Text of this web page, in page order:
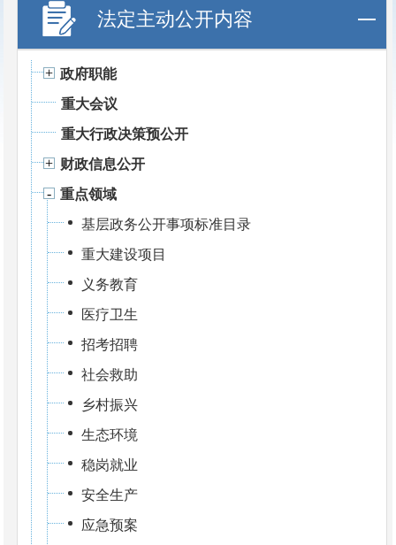
法定主动公开内容
政府职能
重大会议
重大行政决策预公开
财政信息公开
重点领域
基层政务公开事项标准目录
重大建设项目
义务教育
医疗卫生
招考招聘
社会救助
乡村振兴
生态环境
稳岗就业
安全生产
应急预案